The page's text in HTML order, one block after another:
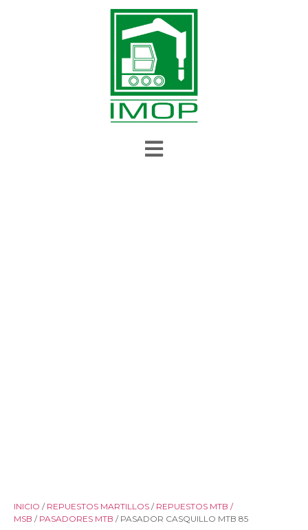
INICIO / REPUESTOS MARTILLOS / REPUESTOS MTB /
MSB / PASADORES MTB / PASADOR CASQUILLO MTB 85